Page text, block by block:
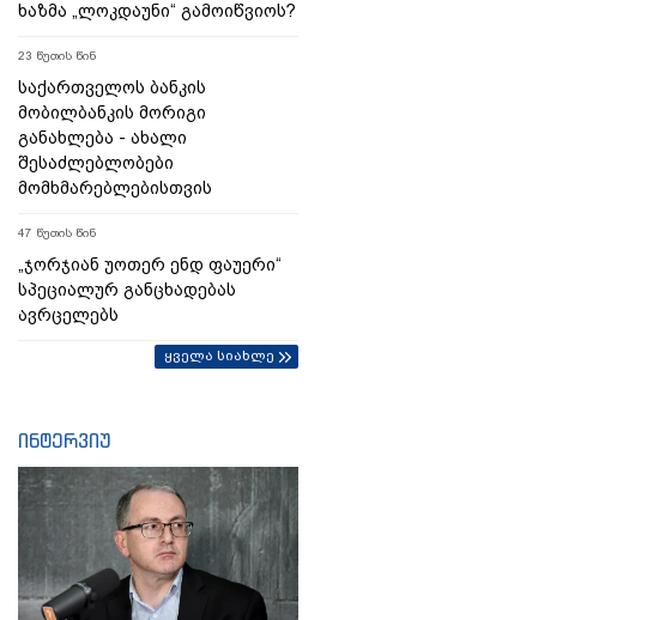
ხაზმა „ლოკდაუნი“ გამოიწვიოს?
23 წუთის წინ
საქართველოს ბანკის
მობილბანკის მორიგი
განახლება - ახალი
შესაძლებლობები
მომხმარებლებისთვის
47 წუთის წინ
„ჯორჯიან უოთერ ენდ ფაუერი“
სპეციალურ განცხადებას
ავრცელებს
ყველა სიახლე
ინტერვიუ